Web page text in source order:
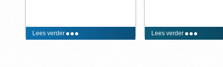
Lees verder Lees verder